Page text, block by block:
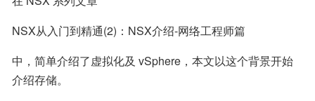
NSX从入门到精通(2)：NSX介绍-网络工程师篇
中，简单介绍了虚拟化及 vSphere，本文以这个背景开始
介绍存储。